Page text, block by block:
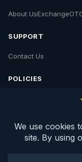
About UsExchange
SUPPORT
Contact Us
POLICIES
Privacy